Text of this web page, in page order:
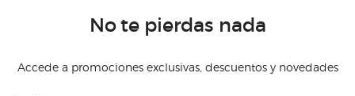
No te pierdas nada
Accede a promociones exclusivas, descuentos y novedades